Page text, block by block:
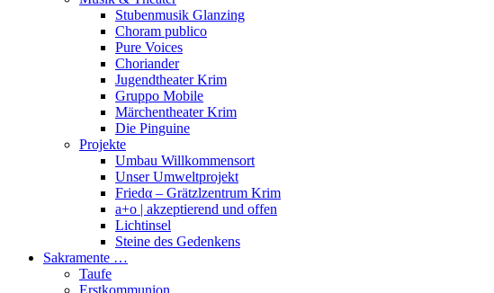
Stubenmusik Glanzing
Choram publico
Pure Voices
Choriander
Jugendtheater Krim
Gruppo Mobile
Märchentheater Krim
Die Pinguine
Projekte
Umbau Willkommensort
Unser Umweltprojekt
Friedα – Grätzlzentrum Krim
a+o | akzeptierend und offen
Lichtinsel
Steine des Gedenkens
Sakramente …
Taufe
Erstkommunion